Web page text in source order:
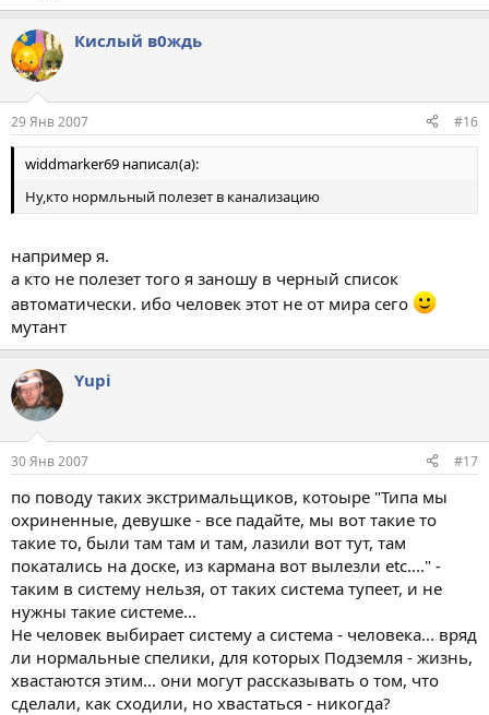
Кислый в0ждь
29 Янв 2007 #16
widdmarker69 написал(а):
Ну,кто нормльный полезет в канализацию
например я.
а кто не полезет того я заношу в черный список
автоматически. ибо человек этот не от мира сего
мутант
Yupi
30 Янв 2007 #17
по поводу таких экстримальщиков, котоыре "Типа мы
охриненные, девушке - все падайте, мы вот такие то
такие то, были там там и там, лазили вот тут, там
покатались на доске, из кармана вот вылезли etc...." -
таким в систему нельзя, от таких система тупеет, и не
нужны такие системе...
Не человек выбирает систему а система - человека... вряд
ли нормальные спелики, для которых Подземля - жизнь,
хвастаются этим... они могут рассказывать о том, что
сделали, как сходили, но хвастаться - никогда?